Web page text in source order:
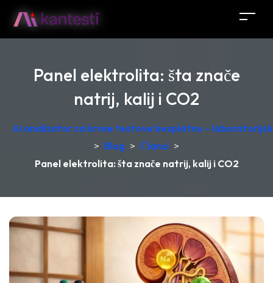
Panel elektrolita: šta znače
natrij, kalij i CO2
AI analizator za krvne testove besplatno –
> Blog > Članci >
Panel elektrolita: šta znače natrij, kalij i CO2